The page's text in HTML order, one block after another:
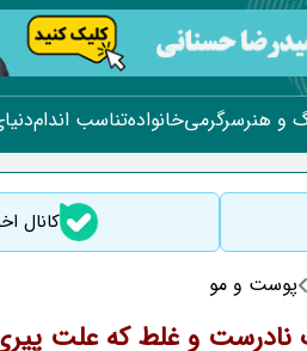
و هنرسرگرمیخانوادهتناسب اندام
کانال
پوست و مو